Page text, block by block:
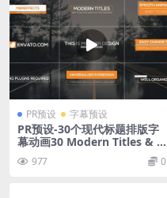
PR预设 字幕预设
PR预设-30个现代标题排版字
幕动画30 Modern Titles & L
ower Thirds – Mogrt
977 0